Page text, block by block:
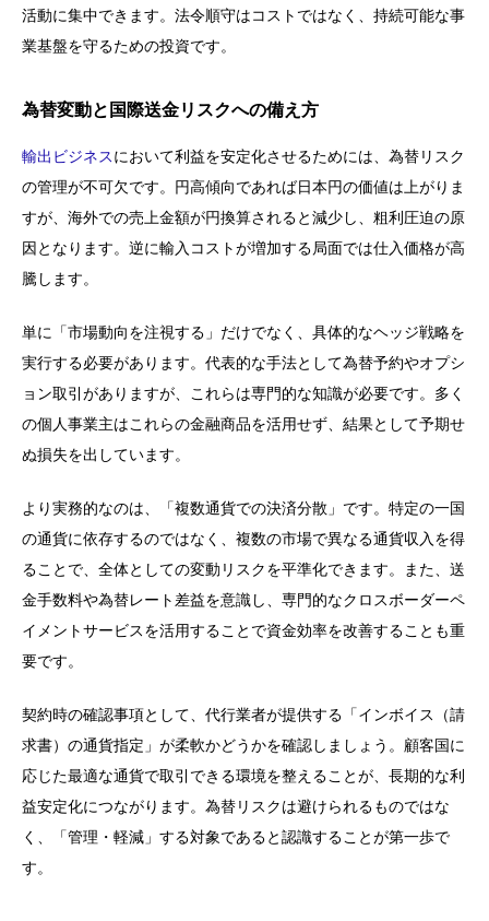
活動に集中できます。法令順守はコストではなく、持続可能な事
業基盤を守るための投資です。
為替変動と国際送金リスクへの備え方
輸出ビジネスにおいて利益を安定化させるためには、為替リスク
の管理が不可欠です。円高傾向であれば日本円の価値は上がりま
すが、海外での売上金額が円換算されると減少し、粗利圧迫の原
因となります。逆に輸入コストが増加する局面では仕入価格が高
騰します。
単に「市場動向を注視する」だけでなく、具体的なヘッジ戦略を
実行する必要があります。代表的な手法として為替予約やオプシ
ョン取引がありますが、これらは専門的な知識が必要です。多く
の個人事業主はこれらの金融商品を活用せず、結果として予期せ
ぬ損失を出しています。
より実務的なのは、「複数通貨での決済分散」です。特定の一国
の通貨に依存するのではなく、複数の市場で異なる通貨収入を得
ることで、全体としての変動リスクを平準化できます。また、送
金手数料や為替レート差益を意識し、専門的なクロスボーダーペ
イメントサービスを活用することで資金効率を改善することも重
要です。
契約時の確認事項として、代行業者が提供する「インボイス（請
求書）の通貨指定」が柔軟かどうかを確認しましょう。顧客国に
応じた最適な通貨で取引できる環境を整えることが、長期的な利
益安定化につながります。為替リスクは避けられるものではな
く、「管理・軽減」する対象であると認識することが第一歩で
す。